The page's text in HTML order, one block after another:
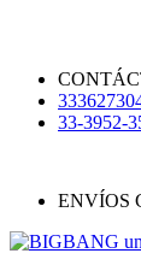
33-3952-
ENVÍOS